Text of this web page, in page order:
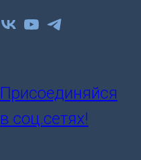
Присоединяйся
в соц.сетях!